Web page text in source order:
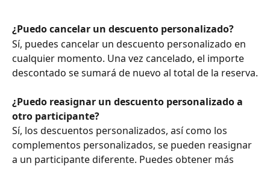
¿Puedo cancelar un descuento personalizado?
Sí, puedes cancelar un descuento personalizado en
cualquier momento. Una vez cancelado, el importe
descontado se sumará de nuevo al total de la reserva.
¿Puedo reasignar un descuento personalizado a
otro participante?
Sí, los descuentos personalizados, así como los
complementos personalizados, se pueden reasignar
a un participante diferente. Puedes obtener más